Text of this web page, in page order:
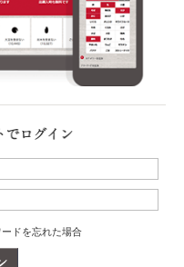
ドを忘れた場合